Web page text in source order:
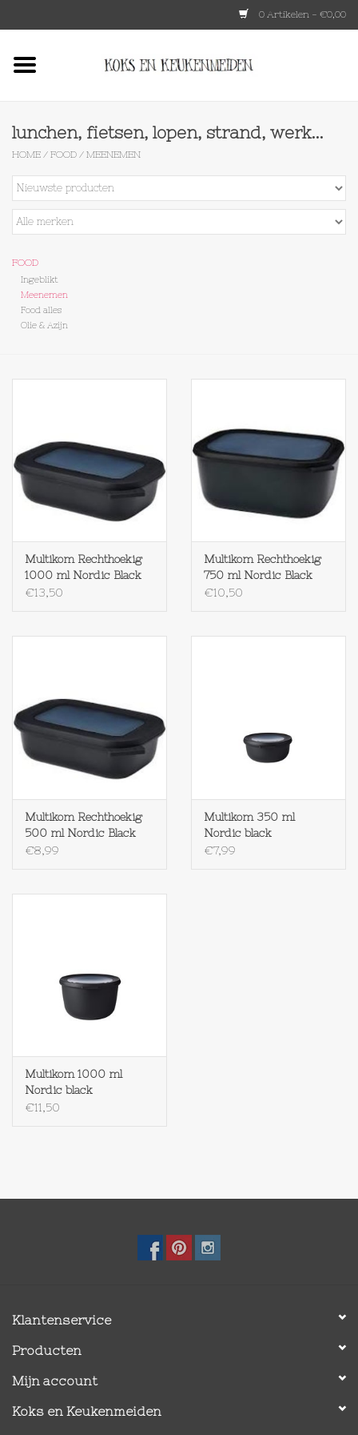
0 Artikelen - €0,00
Tokyo design
Lenta Living
OXO
Lifestyle
Keukenspullen
Cadeaubon
Textiel
Hout
lunchen, fietsen, lopen, strand, werk...
HOME / FOOD / MEENEMEN
FOOD
Ingeblikt
Meenemen
Food alles
Olie & Azijn
Multikom Rechthoekig
1000 ml Nordic Black
€13,50
Multikom Rechthoekig
750 ml Nordic Black
€10,50
Multikom Rechthoekig
500 ml Nordic Black
€8,99
Multikom 350 ml
Nordic black
€7,99
Multikom 1000 ml
Nordic black
€11,50
Klantenservice
Producten
Mijn account
Koks en Keukenmeiden